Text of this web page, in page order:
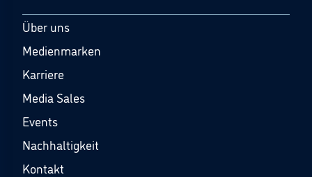
Über uns
Medienmarken
Karriere
Media Sales
Events
Nachhaltigkeit
Kontakt